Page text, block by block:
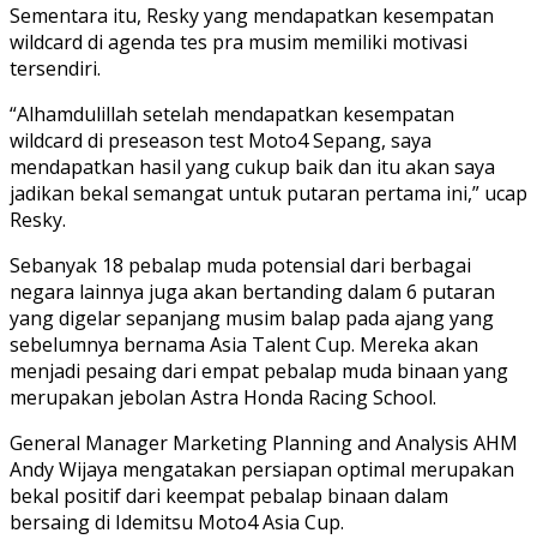
Sementara itu, Resky yang mendapatkan kesempatan
wildcard di agenda tes pra musim memiliki motivasi
tersendiri.
“Alhamdulillah setelah mendapatkan kesempatan
wildcard di preseason test Moto4 Sepang, saya
mendapatkan hasil yang cukup baik dan itu akan saya
jadikan bekal semangat untuk putaran pertama ini,” ucap
Resky.
Sebanyak 18 pebalap muda potensial dari berbagai
negara lainnya juga akan bertanding dalam 6 putaran
yang digelar sepanjang musim balap pada ajang yang
sebelumnya bernama Asia Talent Cup. Mereka akan
menjadi pesaing dari empat pebalap muda binaan yang
merupakan jebolan Astra Honda Racing School.
General Manager Marketing Planning and Analysis AHM
Andy Wijaya mengatakan persiapan optimal merupakan
bekal positif dari keempat pebalap binaan dalam
bersaing di Idemitsu Moto4 Asia Cup.